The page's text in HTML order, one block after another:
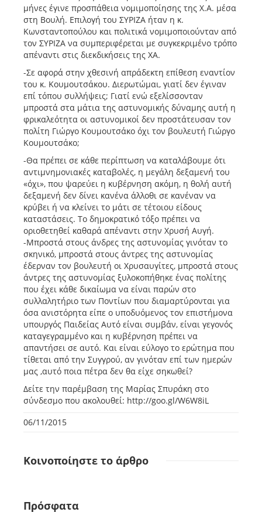
μήνες έγινε προσπάθεια νομιμοποίησης της Χ.Α. μέσα
στη Βουλή. Επιλογή του ΣΥΡΙΖΑ ήταν η κ.
Κωνσταντοπούλου και πολιτικά νομιμοποιούνταν από
τον ΣΥΡΙΖΑ να συμπεριφέρεται με συγκεκριμένο τρόπο
απέναντι στις διεκδικήσεις της ΧΑ.
-Σε αφορά στην χθεσινή απράδεκτη επίθεση εναντίον
του κ. Κουμουτσάκου. Διερωτώμαι, γιατί δεν έγιναν
επί τόπου συλλήψεις; Γιατί ενώ εξελίσσονταν
μπροστά στα μάτια της αστυνομικής δύναμης αυτή η
φρικαλεότητα οι αστυνομικοί δεν προστάτευσαν τον
πολίτη Γιώργο Κουμουτσάκο όχι τον βουλευτή Γιώργο
Κουμουτσάκο;
-Θα πρέπει σε κάθε περίπτωση να καταλάβουμε ότι
αντιμνημονιακές καταβολές, η μεγάλη δεξαμενή του
«όχι», που ψαρεύει η κυβέρνηση ακόμη, η θολή αυτή
δεξαμενή δεν δίνει κανένα άλλοθι σε κανέναν να
κρύβει ή να κλείνει το μάτι σε τέτοιου είδους
καταστάσεις. Το δημοκρατικό τόξο πρέπει να
οριοθετηθεί καθαρά απέναντι στην Χρυσή Αυγή.
-Μπροστά στους άνδρες της αστυνομίας γινόταν το
σκηνικό, μπροστά στους άντρες της αστυνομίας
έδερναν τον βουλευτή οι Χρυσαυγίτες, μπροστά στους
άντρες της αστυνομίας ξυλοκοπήθηκε ένας πολίτης
που έχει κάθε δικαίωμα να είναι παρών στο
συλλαλητήριο των Ποντίων που διαμαρτύρονται για
όσα ανιστόρητα είπε ο υποδυόμενος τον επιστήμονα
υπουργός Παιδείας Αυτό είναι συμβάν, είναι γεγονός
καταγεγραμμένο και η κυβέρνηση πρέπει να
απαντήσει σε αυτό. Και είναι εύλογο το ερώτημα που
τίθεται από την Συγγρού, αν γινόταν επί των ημερών
μας ,αυτό ποια πέτρα δεν θα είχε σηκωθεί?
Δείτε την παρέμβαση της Μαρίας Σπυράκη στο
σύνδεσμο που ακολουθεί: http://goo.gl/W6W8iL
06/11/2015
Κοινοποίηστε το άρθρο
Πρόσφατα